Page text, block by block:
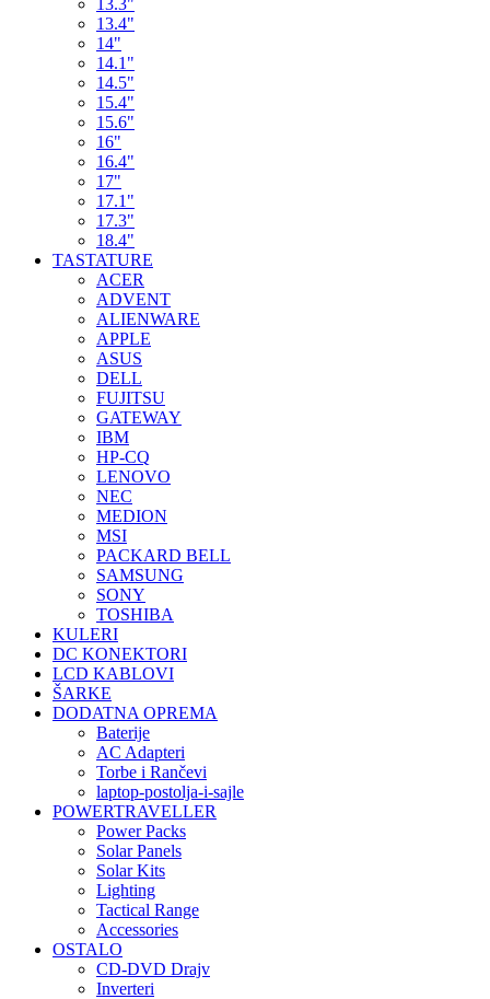
13.3"
13.4"
14"
14.1"
14.5"
15.4"
15.6"
16"
16.4"
17"
17.1"
17.3"
18.4"
TASTATURE
ACER
ADVENT
ALIENWARE
APPLE
ASUS
DELL
FUJITSU
GATEWAY
IBM
HP-CQ
LENOVO
NEC
MEDION
MSI
PACKARD BELL
SAMSUNG
SONY
TOSHIBA
KULERI
DC KONEKTORI
LCD KABLOVI
ŠARKE
DODATNA OPREMA
Baterije
AC Adapteri
Torbe i Rančevi
laptop-postolja-i-sajle
POWERTRAVELLER
Power Packs
Solar Panels
Solar Kits
Lighting
Tactical Range
Accessories
OSTALO
CD-DVD Drajv
Inverteri